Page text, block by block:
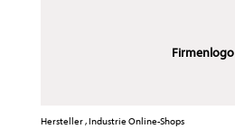
Firmenlogo
Hersteller , Industrie Online-Shops